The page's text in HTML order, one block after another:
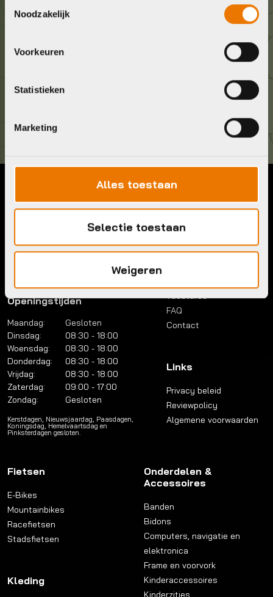
Noodzakelijk
Voorkeuren
Statistieken
Marketing
Alles toestaan
Selectie toestaan
Weigeren
036 5304422
Kom langs!
Contact
036 5304422
info@bykestore.nl
Adres:
Brouwerstraat 8B
Openingstijden
Maandag:
Gesloten
Dinsdag:
08:30 - 18:00
Woensdag:
08:30 - 18:00
Donderdag:
08:30 - 18:00
Vrijdag:
08:30 - 18:00
Zaterdag:
09:00 - 17:00
Zondag:
Gesloten
Kerstdagen, Nieuwsjaardag, Paasdagen,
Koningsdag, Hemelvaartsdag en
Pinksterdagen gesloten.
Service pakket
Vacatures
FAQ
Contact
Links
Privacy beleid
Reviewpolicy
Algemene voorwaarden
Fietsen
E-Bikes
Mountainbikes
Racefietsen
Stadsfietsen
Kleding
Onderdelen &
Accessoires
Banden
Bidons
Computers, navigatie en
elektronica
Frame en voorvork
Kinderaccessoires
Kinderzitjes